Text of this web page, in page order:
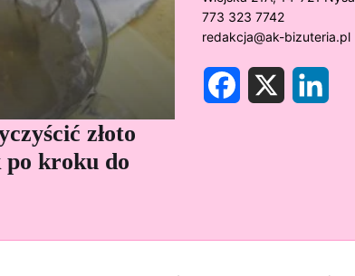
złoto
kroku do
773 323 7742
redakcja@ak-bizuteria.pl
X